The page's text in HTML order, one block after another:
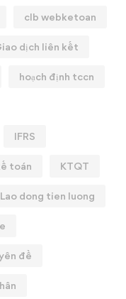
clb webketoan
dịch liên kết
hoạch định tccn
IFRS
toán KTQT
Lao dong tien luong
đề